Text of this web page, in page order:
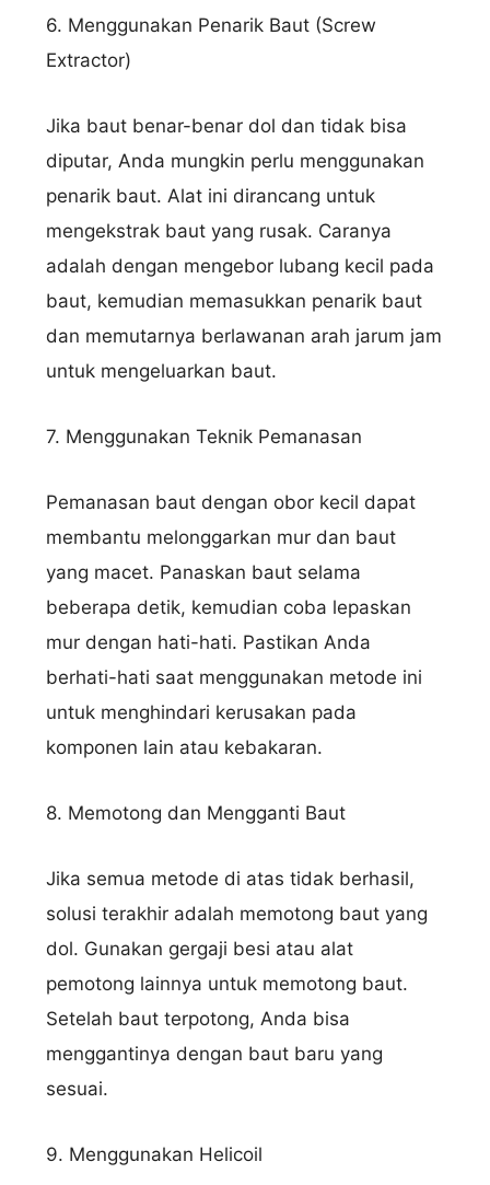
6. Menggunakan Penarik Baut (Screw
Extractor)
Jika baut benar-benar dol dan tidak bisa
diputar, Anda mungkin perlu menggunakan
penarik baut. Alat ini dirancang untuk
mengekstrak baut yang rusak. Caranya
adalah dengan mengebor lubang kecil pada
baut, kemudian memasukkan penarik baut
dan memutarnya berlawanan arah jarum jam
untuk mengeluarkan baut.
7. Menggunakan Teknik Pemanasan
Pemanasan baut dengan obor kecil dapat
membantu melonggarkan mur dan baut
yang macet. Panaskan baut selama
beberapa detik, kemudian coba lepaskan
mur dengan hati-hati. Pastikan Anda
berhati-hati saat menggunakan metode ini
untuk menghindari kerusakan pada
komponen lain atau kebakaran.
8. Memotong dan Mengganti Baut
Jika semua metode di atas tidak berhasil,
solusi terakhir adalah memotong baut yang
dol. Gunakan gergaji besi atau alat
pemotong lainnya untuk memotong baut.
Setelah baut terpotong, Anda bisa
menggantinya dengan baut baru yang
sesuai.
9. Menggunakan Helicoil